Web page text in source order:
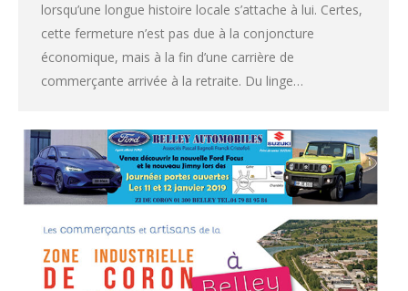
lorsqu’une longue histoire locale s’attache à lui. Certes,
cette fermeture n’est pas due à la conjoncture
économique, mais à la fin d’une carrière de
commerçante arrivée à la retraite. Du linge…